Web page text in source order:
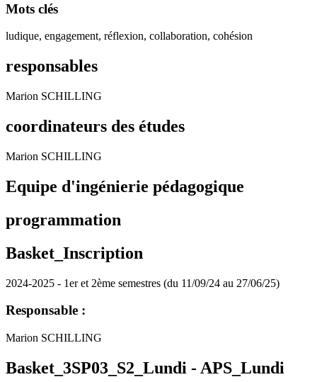
Mots clés
ludique, engagement, réflexion, collaboration, cohésion
responsables
Marion SCHILLING
coordinateurs des études
Marion SCHILLING
Equipe d'ingénierie pédagogique
programmation
Basket_Inscription
2024-2025 - 1er et 2ème semestres (du 11/09/24 au 27/06/25)
Responsable :
Marion SCHILLING
Basket_3SP03_S2_Lundi - APS_Lundi